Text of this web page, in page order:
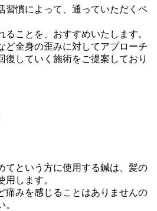
習慣によって、通っていただくペ
ることを、おすすめいたします。
ど全身の歪みに対してアプローチ
復していく施術をご提案しており
てという方に使用する鍼は、髪の
用します。
痛みを感じることはありませんの